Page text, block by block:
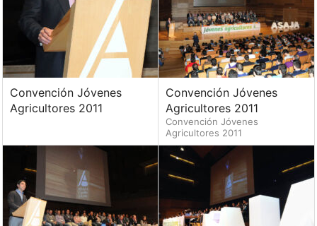
Convención Jóvenes
Agricultores 2011
Convención Jóvenes
Agricultores 2011
Convención Jóvenes
Agricultores 2011